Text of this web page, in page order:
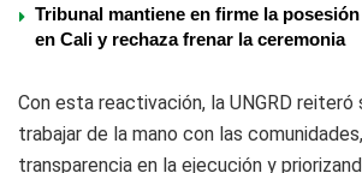
Tribunal mantiene en firme la
en Cali y rechaza frenar la ceremonia
Con esta reactivación, la UNGRD reiteró
trabajar de la mano con las
transparencia en la ejecución y